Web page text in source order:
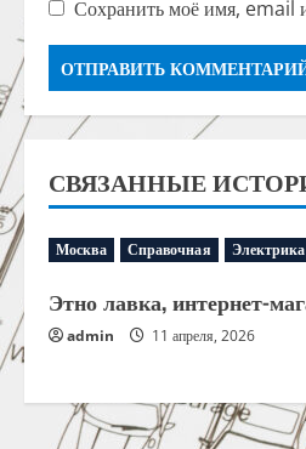
Сохранить моё имя, email
СВЯЗАННЫЕ
Москва Справочная Электрика
Этно лавка, интернет-
admin 11 апреля, 2026